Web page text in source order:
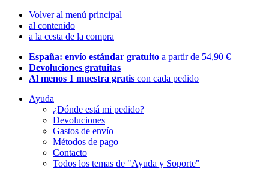
Volver al menú principal
al contenido
a la cesta de la compra
España: envío estándar gratuito a partir de 54,90 €
Devoluciones gratuitas
Al menos 1 muestra gratis con cada pedido
Ayuda
¿Dónde está mi pedido?
Devoluciones
Gastos de envío
Métodos de pago
Contacto
Todos los temas de "Ayuda y Soporte"